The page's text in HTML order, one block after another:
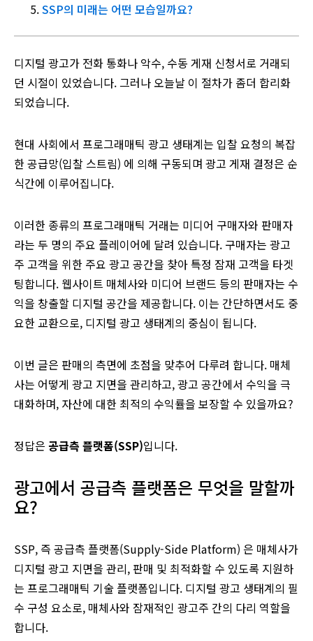
SSP의 미래는 어떤 모습일까요?
디지털 광고가 전화 통화나 악수, 수동 게재 신청서로 거래되
던 시절이 있었습니다. 그러나 오늘날 이 절차가 좀더 합리화
되었습니다.
현대 사회에서 프로그래매틱 광고 생태계는 입찰 요청의 복잡
한 공급망(입찰 스트림) 에 의해 구동되며 광고 게재 결정은 순
식간에 이루어집니다.
이러한 종류의 프로그래매틱 거래는 미디어 구매자와 판매자
라는 두 명의 주요 플레이어에 달려 있습니다. 구매자는 광고
주 고객을 위한 주요 광고 공간을 찾아 특정 잠재 고객을 타겟
팅합니다. 웹사이트 매체사와 미디어 브랜드 등의 판매자는 수
익을 창출할 디지털 공간을 제공합니다. 이는 간단하면서도 중
요한 교환으로, 디지털 광고 생태계의 중심이 됩니다.
이번 글은 판매의 측면에 초점을 맞추어 다루려 합니다. 매체
사는 어떻게 광고 지면을 관리하고, 광고 공간에서 수익을 극
대화하며, 자산에 대한 최적의 수익률을 보장할 수 있을까요?
정답은 공급측 플랫폼(SSP)입니다.
광고에서 공급측 플랫폼은 무엇을 말할까
요?
SSP, 즉 공급측 플랫폼(Supply-Side Platform) 은 매체사가
디지털 광고 지면을 관리, 판매 및 최적화할 수 있도록 지원하
는 프로그래매틱 기술 플랫폼입니다. 디지털 광고 생태계의 필
수 구성 요소로, 매체사와 잠재적인 광고주 간의 다리 역할을
합니다.